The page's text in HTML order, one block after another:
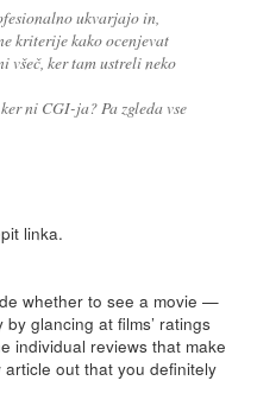
ukvarjajo in,
kriterije kako ocenjevat
všeč, ker tam ustreli neko
ni CGI-ja? Pa zgleda vse
linka.
whether to see a movie —
glancing at films’ ratings
individual reviews that make
out that you definitely